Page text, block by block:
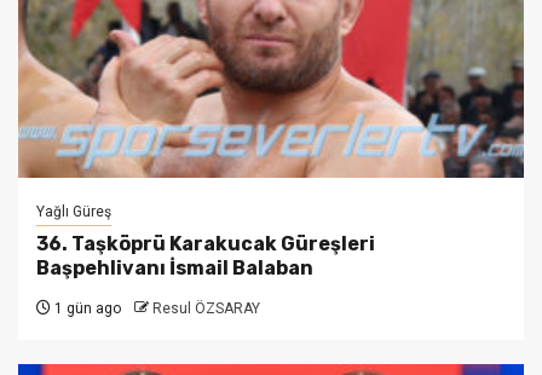
Yağlı Güreş
36. Taşköprü Karakucak Güreşleri
Başpehlivanı İsmail Balaban
1 gün ago Resul ÖZSARAY